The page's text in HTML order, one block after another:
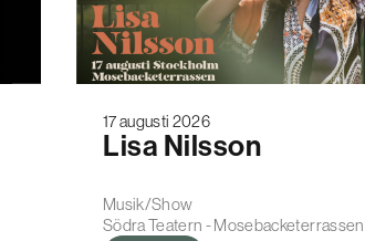
17 augusti 2026
Lisa Nilsson
Musik/Show
Södra Teatern - Mosebacketerrassen